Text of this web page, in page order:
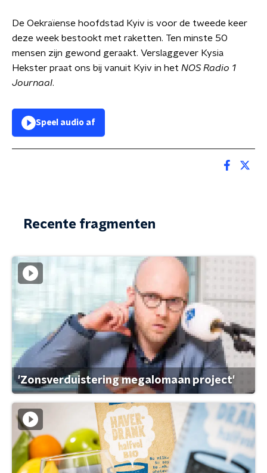
De Oekraïense hoofdstad Kyiv is voor de tweede keer
deze week bestookt met raketten. Ten minste 50
mensen zijn gewond geraakt. Verslaggever Kysia
Hekster praat ons bij vanuit Kyiv in het NOS Radio 1
Journaal.
Speel audio af
Recente fragmenten
'Zonsverduistering megalomaan project'